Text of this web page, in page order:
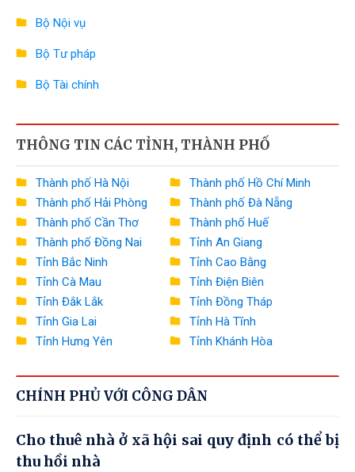
Bộ Nội vụ
Bộ Tư pháp
Bộ Tài chính
Bộ Nông nghiệp và Môi trường
Bộ Xây dựng
Bộ Văn hóa, Thể thao và Du lịch
Bộ Khoa học và Công nghệ
Bộ Giáo dục và Đào tạo
Bộ Y tế
Bộ Dân tộc và Tôn giáo
Ngân hàng Nhà nước Việt Nam
THÔNG TIN CÁC TỈNH, THÀNH PHỐ
Thành phố Hà Nội
Thành phố Hồ Chí Minh
Thành phố Hải Phòng
Thành phố Đà Nẵng
Thành phố Cần Thơ
Thành phố Huế
Thành phố Đồng Nai
Tỉnh An Giang
Tỉnh Bắc Ninh
Tỉnh Cao Bằng
Tỉnh Cà Mau
Tỉnh Điện Biên
Tỉnh Đắk Lắk
Tỉnh Đồng Tháp
Tỉnh Gia Lai
Tỉnh Hà Tĩnh
Tỉnh Hưng Yên
Tỉnh Khánh Hòa
Tỉnh Lâm Đồng
Tỉnh Lạng Sơn
Tỉnh Nghệ An
Tỉnh Ninh Bình
Tỉnh Quảng Ninh
Tỉnh Quảng Trị
Tỉnh Sơn La
CHÍNH PHỦ VỚI CÔNG DÂN
Cho thuê nhà ở xã hội sai quy định có thể bị
thu hồi nhà